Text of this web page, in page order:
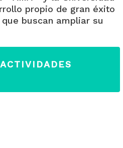
propio de gran éxito
buscan ampliar su